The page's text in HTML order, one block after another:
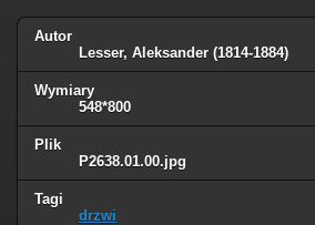
Autor
Lesser, Aleksander (1814-1884)
Wymiary
548*800
Plik
P2638.01.00.jpg
Tagi
drzwi